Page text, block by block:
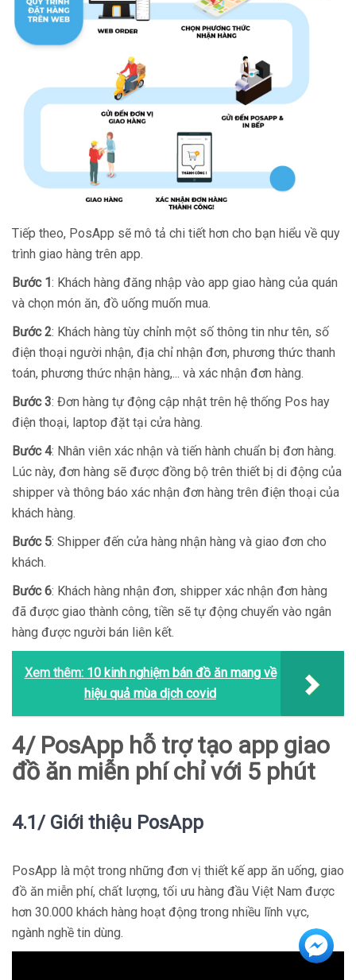
Tiếp theo, PosApp sẽ mô tả chi tiết hơn cho bạn hiểu về quy
trình giao hàng trên app.
Bước 1: Khách hàng đăng nhập vào app giao hàng của quán
và chọn món ăn, đồ uống muốn mua.
Bước 2: Khách hàng tùy chỉnh một số thông tin như tên, số
điện thoại người nhận, địa chỉ nhận đơn, phương thức thanh
toán, phương thức nhận hàng,... và xác nhận đơn hàng.
Bước 3: Đơn hàng tự động cập nhật trên hệ thống Pos hay
điện thoại, laptop đặt tại cửa hàng.
Bước 4: Nhân viên xác nhận và tiến hành chuẩn bị đơn hàng.
Lúc này, đơn hàng sẽ được đồng bộ trên thiết bị di động của
shipper và thông báo xác nhận đơn hàng trên điện thoại của
khách hàng.
Bước 5: Shipper đến cửa hàng nhận hàng và giao đơn cho
khách.
Bước 6: Khách hàng nhận đơn, shipper xác nhận đơn hàng
đã được giao thành công, tiền sẽ tự động chuyển vào ngân
hàng được người bán liên kết.
Xem thêm: 10 kinh nghiệm bán đồ ăn mang về
hiệu quả mùa dịch covid
4/ PosApp hỗ trợ tạo app giao
đồ ăn miễn phí chỉ với 5 phút
4.1/ Giới thiệu PosApp
PosApp là một trong những đơn vị thiết kế app ăn uống, giao
đồ ăn miễn phí, chất lượng, tối ưu hàng đầu Việt Nam được
hơn 30.000 khách hàng hoạt động trong nhiều lĩnh vực,
ngành nghề tin dùng.